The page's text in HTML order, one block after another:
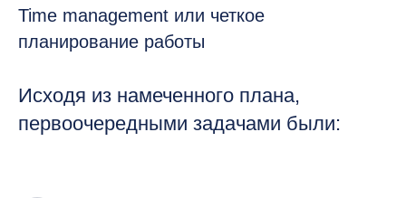
Time management или четкое
планирование работы
Исходя из намеченного плана,
первоочередными задачами были: